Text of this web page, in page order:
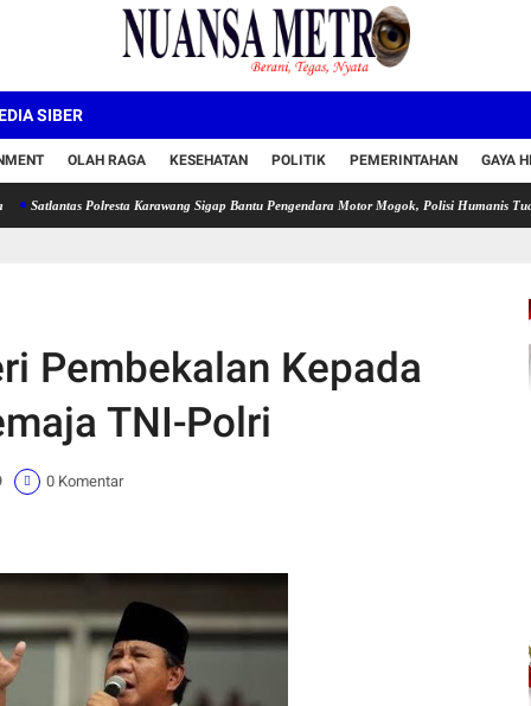
SIBER
OLAH RAGA KESEHATAN POLITIK PEMERINTAHAN GAYA
Polresta Karawang Sigap Bantu Pengendara Motor Mogok, Polisi Humanis Tuai Apresiasi
Pembekalan Kepada
TNI-Polri
0 Komentar